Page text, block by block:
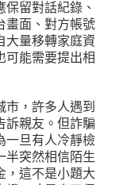
留對話紀錄、
畫面、對方帳號
大量移轉家庭資
可能需要提出相
市，許多人遇到
訴親友。但詐騙
一旦有人冷靜檢
半突然相信陌生
，這不是小題大